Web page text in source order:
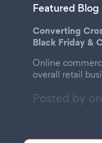
Featured Blog
Converting
Black Friday &
Online
overall retail
Posted by on